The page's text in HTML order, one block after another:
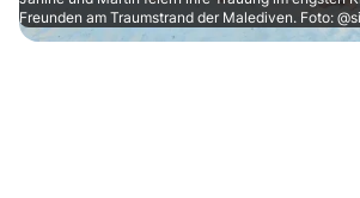
Freunden am Traumstrand der Malediven. Foto: